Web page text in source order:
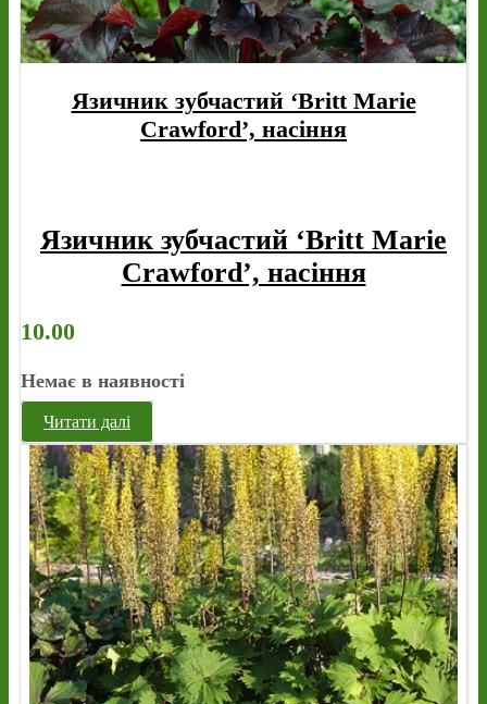
Язичник зубчастий ‘Britt Marie
Crawford’, насіння
Язичник зубчастий ‘Britt Marie
Crawford’, насіння
10.00
Немає в наявності
Читати далі